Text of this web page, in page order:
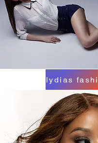
lydias